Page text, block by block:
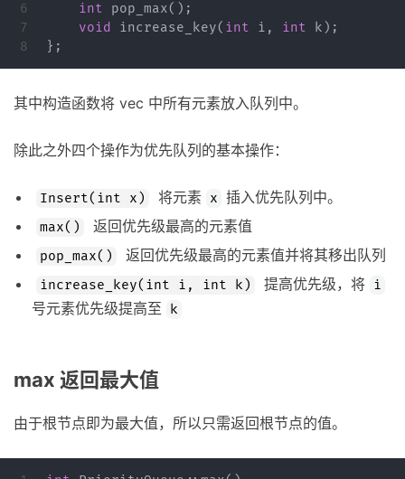
6
7
int
pop_max();
void
increase_key( int i , int k );
};
其中构造函数将 vec 中所有元素放入队列中。
除此之外四个操作为优先队列的基本操作：
Insert(int x) 将元素 x 插入优先队列中。
max() 返回优先级最高的元素值
pop_max() 返回优先级最高的元素值并将其移出队列
increase_key(int i, int k) 提高优先级，将 i
号元素优先级提高至 k
max 返回最大值
由于根节点即为最大值，所以只需返回根节点的值。